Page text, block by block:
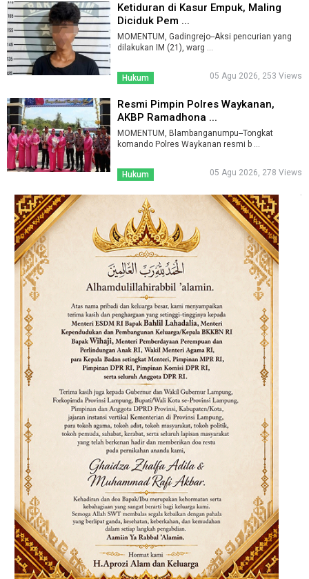
Ketiduran di Kasur Empuk, Maling
Diciduk Pem ...
MOMENTUM, Gadingrejo--Aksi pencurian yang
dilakukan IM (21), warg ...
Hukum 05 Agu 2026, 253 Views
Resmi Pimpin Polres Waykanan,
AKBP Ramadhona ...
MOMENTUM, Blambanganumpu--Tongkat
komando Polres Waykanan resmi b ...
Hukum 05 Agu 2026, 278 Views